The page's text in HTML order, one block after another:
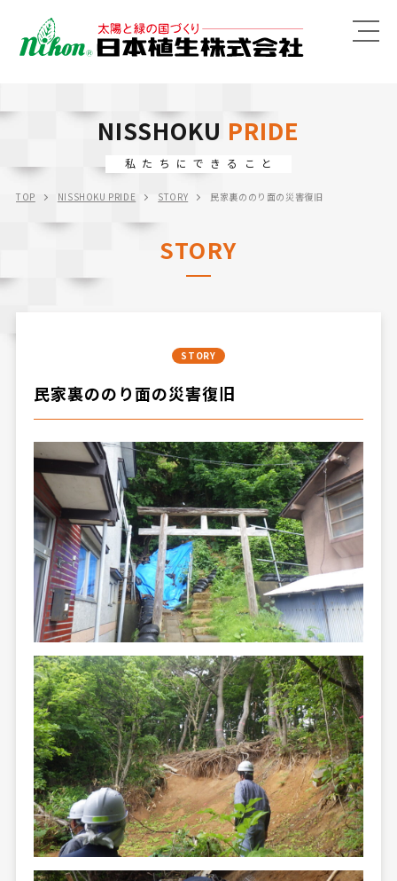
MENU
NISSHOKU PRIDE
私たちにできること
TOP NISSHOKU PRIDE STORY 民家裏ののり面の災害復旧
STORY
STORY
民家裏ののり面の災害復旧